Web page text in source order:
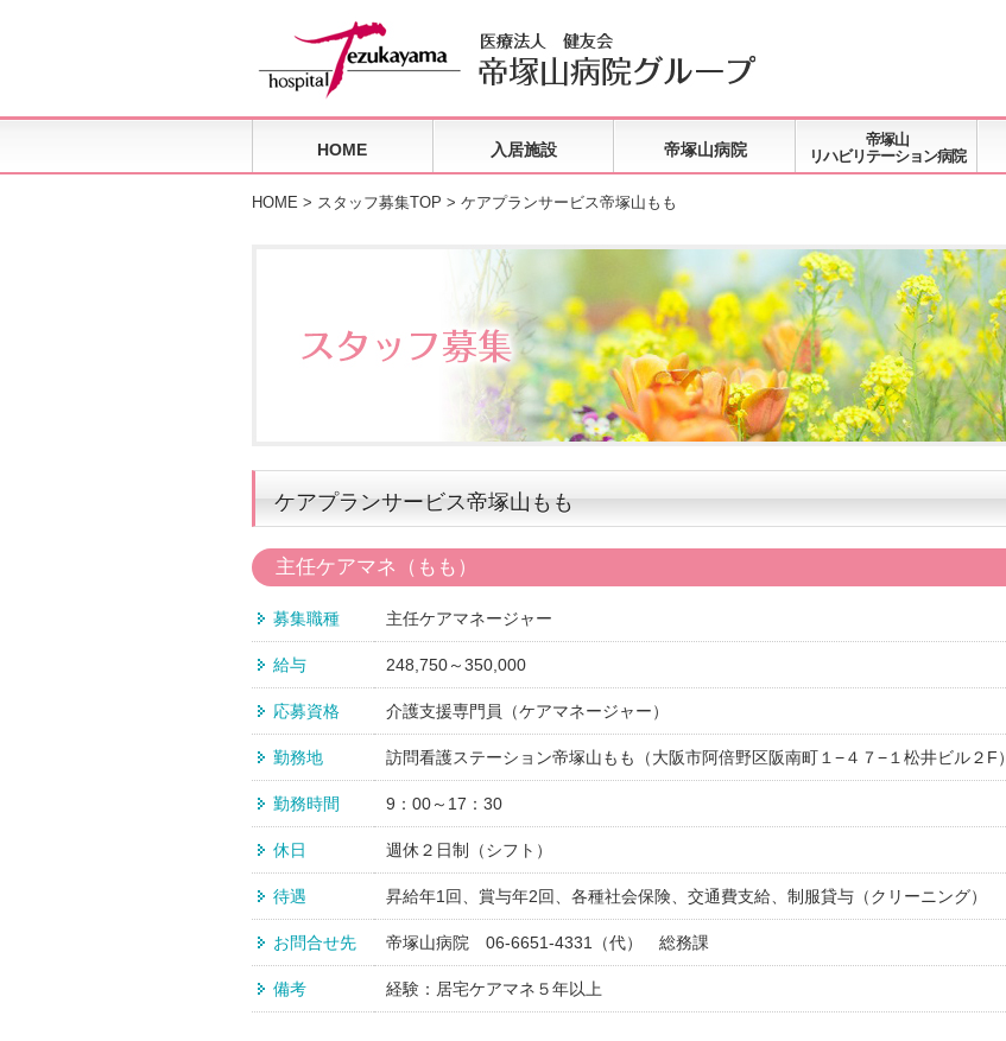
HOME 入居施設 帝塚山病院
帝塚山
リハビリテーション病院
HOME > スタッフ募集TOP > ケアプランサービス帝塚山もも
ケアプランサービス帝塚山もも
主任ケアマネ（もも）
募集職種 主任ケアマネージャー
給与 248,750～350,000
応募資格 介護支援専門員（ケアマネージャー）
勤務地 訪問看護ステーション帝塚山もも（大阪市阿倍野区阪南町１−４７−１松井ビル２F）
勤務時間 9：00～17：30
休日 週休２日制（シフト）
待遇 昇給年1回、賞与年2回、各種社会保険、交通費支給、制服貸与（クリーニング）
お問合せ先 帝塚山病院 06-6651-4331（代） 総務課
備考 経験：居宅ケアマネ５年以上